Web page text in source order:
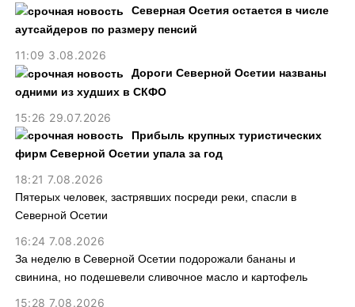
Северная Осетия остается в числе
аутсайдеров по размеру пенсий
11:09 3.08.2026
Дороги Северной Осетии названы
одними из худших в СКФО
15:26 29.07.2026
Прибыль крупных туристических
фирм Северной Осетии упала за год
18:21 7.08.2026
Пятерых человек, застрявших посреди реки, спасли в
Северной Осетии
16:24 7.08.2026
За неделю в Северной Осетии подорожали бананы и
свинина, но подешевели сливочное масло и картофель
15:28 7.08.2026